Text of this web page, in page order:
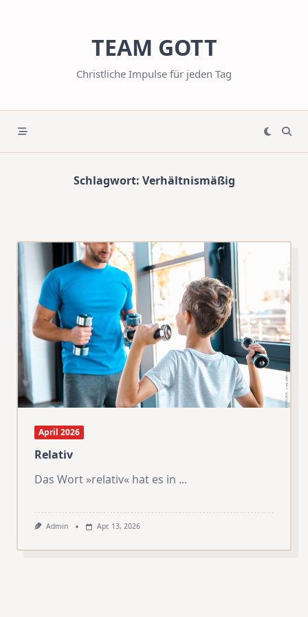
TEAM GOTT
Christliche Impulse für jeden Tag
Schlagwort: Verhältnismäßig
April 2026
Relativ
Das Wort »relativ« hat es in ...
Admin Apr. 13, 2026